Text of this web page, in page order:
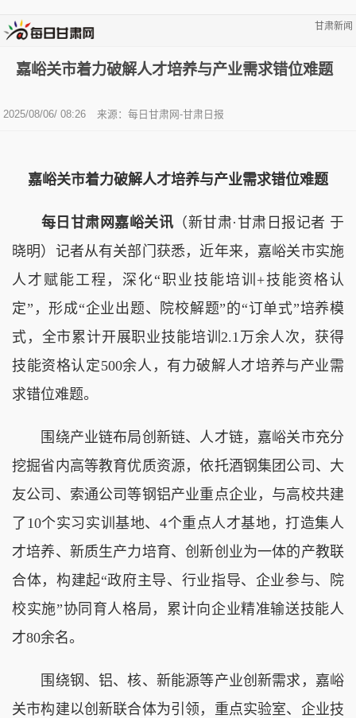
甘肃新闻
嘉峪关市着力破解人才培养与产业需求错位难题
2025/08/06/ 08:26 来源：每日甘肃网-甘肃日报
嘉峪关市着力破解人才培养与产业需求错位难题
每日甘肃网嘉峪关讯 （新甘肃·甘肃日报记者 于
晓明）记者从有关部门获悉，近年来，嘉峪关市实施
人才赋能工程，深化“职业技能培训+技能资格认
定”，形成“企业出题、院校解题”的“订单式”培养模
式，全市累计开展职业技能培训2.1万余人次，获得
技能资格认定500余人，有力破解人才培养与产业需
求错位难题。
围绕产业链布局创新链、人才链，嘉峪关市充分
挖掘省内高等教育优质资源，依托酒钢集团公司、大
友公司、索通公司等钢铝产业重点企业，与高校共建
了10个实习实训基地、4个重点人才基地，打造集人
才培养、新质生产力培育、创新创业为一体的产教联
合体，构建起“政府主导、行业指导、企业参与、院
校实施”协同育人格局，累计向企业精准输送技能人
才80余名。
围绕钢、铝、核、新能源等产业创新需求，嘉峪
关市构建以创新联合体为引领，重点实验室、企业技